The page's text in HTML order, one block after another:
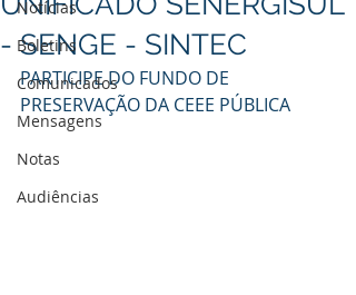
Notícias
Boletins
Comunicados
Mensagens
Notas
Audiências
- SENGE - SINTEC
PARTICIPE DO FUNDO DE
PRESERVAÇÃO DA CEEE PÚBLICA